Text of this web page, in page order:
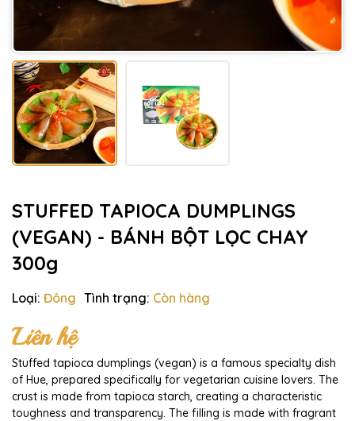
STUFFED TAPIOCA DUMPLINGS
(VEGAN) - BÁNH BỘT LỌC CHAY
300g
Loại: Đông Tình trạng: Còn hàng
Liên hệ
Stuffed tapioca dumplings (vegan) is a famous specialty dish
of Hue, prepared specifically for vegetarian cuisine lovers. The
crust is made from tapioca starch, creating a characteristic
toughness and transparency. The filling is made with fragrant